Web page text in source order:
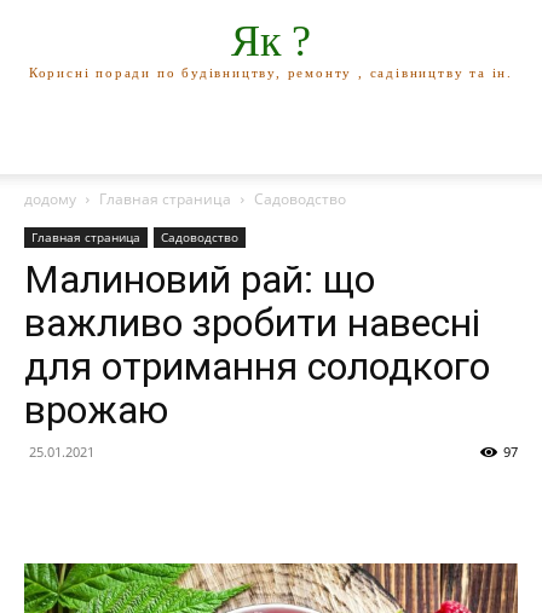
Як ?
Корисні поради по будівництву, ремонту , садівництву та ін.
додому Главная страница Садоводство
Главная страница Садоводство
Малиновий рай: що
важливо зробити навесні
для отримання солодкого
врожаю
25.01.2021 97